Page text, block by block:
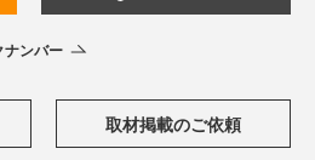
ナンバー
取材掲載のご依頼